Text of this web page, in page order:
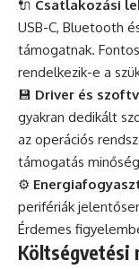
🔌 Csatlakozási
USB-C, Bluetooth
támogatnak.
rendelkezik-e a
💾 Driver és
gyakran dedikált
az operációs
támogatás
⚙️
perifériák
Érdemes
Költségvetési